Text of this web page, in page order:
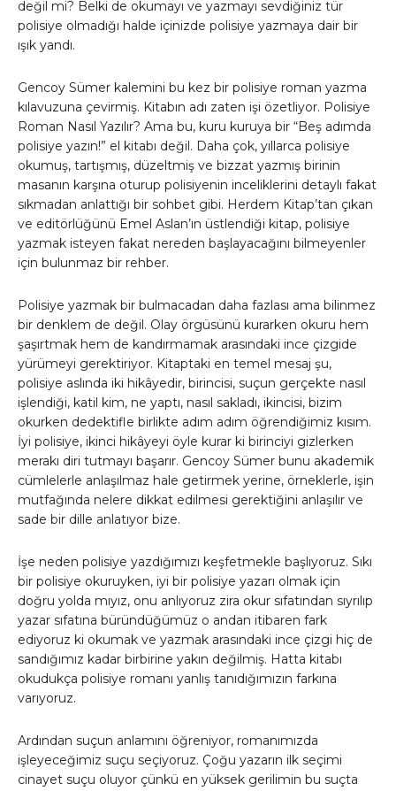
değil mi? Belki de okumayı ve yazmayı sevdiğiniz tür
polisiye olmadığı halde içinizde polisiye yazmaya dair bir
ışık yandı.
Gencoy Sümer kalemini bu kez bir polisiye roman yazma
kılavuzuna çevirmiş. Kitabın adı zaten işi özetliyor. Polisiye
Roman Nasıl Yazılır? Ama bu, kuru kuruya bir “Beş adımda
polisiye yazın!” el kitabı değil. Daha çok, yıllarca polisiye
okumuş, tartışmış, düzeltmiş ve bizzat yazmış birinin
masanın karşına oturup polisiyenin inceliklerini detaylı fakat
sıkmadan anlattığı bir sohbet gibi. Herdem Kitap’tan çıkan
ve editörlüğünü Emel Aslan’ın üstlendiği kitap, polisiye
yazmak isteyen fakat nereden başlayacağını bilmeyenler
için bulunmaz bir rehber.
Polisiye yazmak bir bulmacadan daha fazlası ama bilinmez
bir denklem de değil. Olay örgüsünü kurarken okuru hem
şaşırtmak hem de kandırmamak arasındaki ince çizgide
yürümeyi gerektiriyor. Kitaptaki en temel mesaj şu,
polisiye aslında iki hikâyedir, birincisi, suçun gerçekte nasıl
işlendiği, katil kim, ne yaptı, nasıl sakladı, ikincisi, bizim
okurken dedektifle birlikte adım adım öğrendiğimiz kısım.
İyi polisiye, ikinci hikâyeyi öyle kurar ki birinciyi gizlerken
merakı diri tutmayı başarır. Gencoy Sümer bunu akademik
cümlelerle anlaşılmaz hale getirmek yerine, örneklerle, işin
mutfağında nelere dikkat edilmesi gerektiğini anlaşılır ve
sade bir dille anlatıyor bize.
İşe neden polisiye yazdığımızı keşfetmekle başlıyoruz. Sıkı
bir polisiye okuruyken, iyi bir polisiye yazarı olmak için
doğru yolda mıyız, onu anlıyoruz zira okur sıfatından sıyrılıp
yazar sıfatına büründüğümüz o andan itibaren fark
ediyoruz ki okumak ve yazmak arasındaki ince çizgi hiç de
sandığımız kadar birbirine yakın değilmiş. Hatta kitabı
okudukça polisiye romanı yanlış tanıdığımızın farkına
varıyoruz.
Ardından suçun anlamını öğreniyor, romanımızda
işleyeceğimiz suçu seçiyoruz. Çoğu yazarın ilk seçimi
cinayet suçu oluyor çünkü en yüksek gerilimin bu suçta